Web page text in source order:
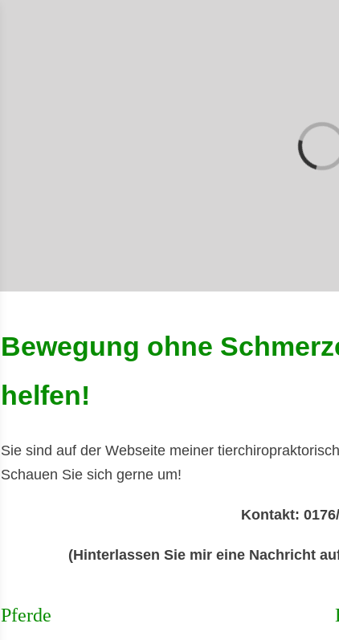
Laden...
Bewegung ohne
helfen!
Sie sind auf der Webseite meiner
Schauen Sie sich gerne um!
Kontakt:
(Hinterlassen Sie mir eine Nachricht
Pferde